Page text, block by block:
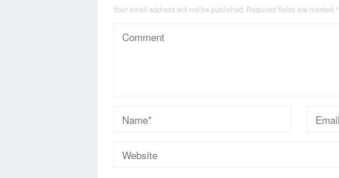
Your email address will not be published. Required fields are marked *